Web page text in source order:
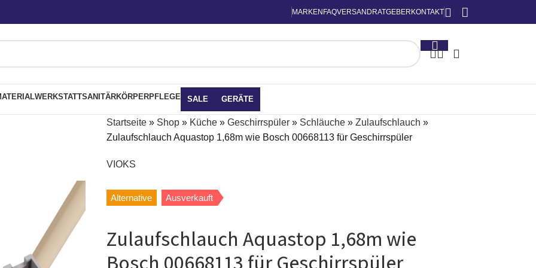
MARKEN FAQVERSAND RATGEBER KONTAKT
WERKSTATTSANITÄRKÖRPERPFLEGE SALE GERÄTE
Startseite» Shop» Küche» Geschirrspüler» Schläuche» Zulaufschlauch »
Zulaufschlauch Aquastop 1,68m wie Bosch 00668113 für Geschirrspüler
VIOKS
Alternative Ausverkauft
Zulaufschlauch Aquastop 1,68m wie
Bosch 00668113 für Geschirrspüler